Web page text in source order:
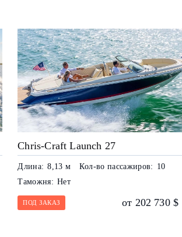
Chris-Craft Launch 27
Длина: 8,13 м Кол-во пассажиров: 10
Таможня: Нет
ПОД ЗАКАЗ от 202 730 $